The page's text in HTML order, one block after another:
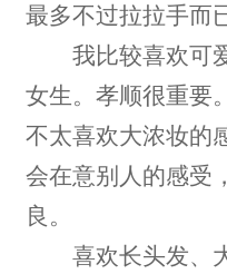
最多不过拉拉手而
我比较喜欢可爱
女生。孝顺很重要
不太喜欢大浓妆的
会在意别人的感受
良。
喜欢长头发、大